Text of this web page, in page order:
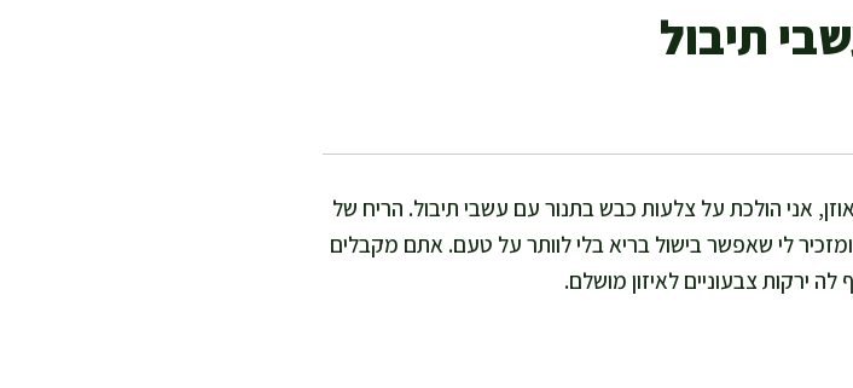
תיבול
אני הולכת על צלעות כבש בתנור עם עשבי תיבול. הריח של
לי שאפשר בישול בריא בלי לוותר על טעם. אתם מקבלים
ירקות צבעוניים לאיזון מושלם.